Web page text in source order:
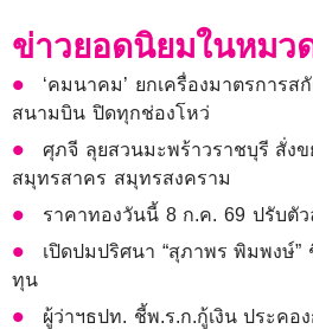
ข่าวยอดนิยมในหมว
‘คมนาคม’ ยกเครื่องมาตรการส
สนามบิน ปิดทุกช่องโหว่
ศุภจี ลุยสวนมะพร้าวราชบุรี สั่ง
สมุทรสาคร สมุทรสงคราม
ราคาทองวันนี้ 8 ก.ค. 69 ปรับตั
เปิดปมปริศนา “สุภาพร พิมพงษ์”
ทุน
ผู้ว่าฯธปท. ชี้พ.ร.ก.กู้เงิน ประคอ